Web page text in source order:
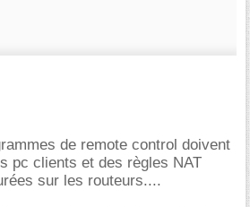
de remote control doivent
pc clients et des règles NAT
sur les routeurs....